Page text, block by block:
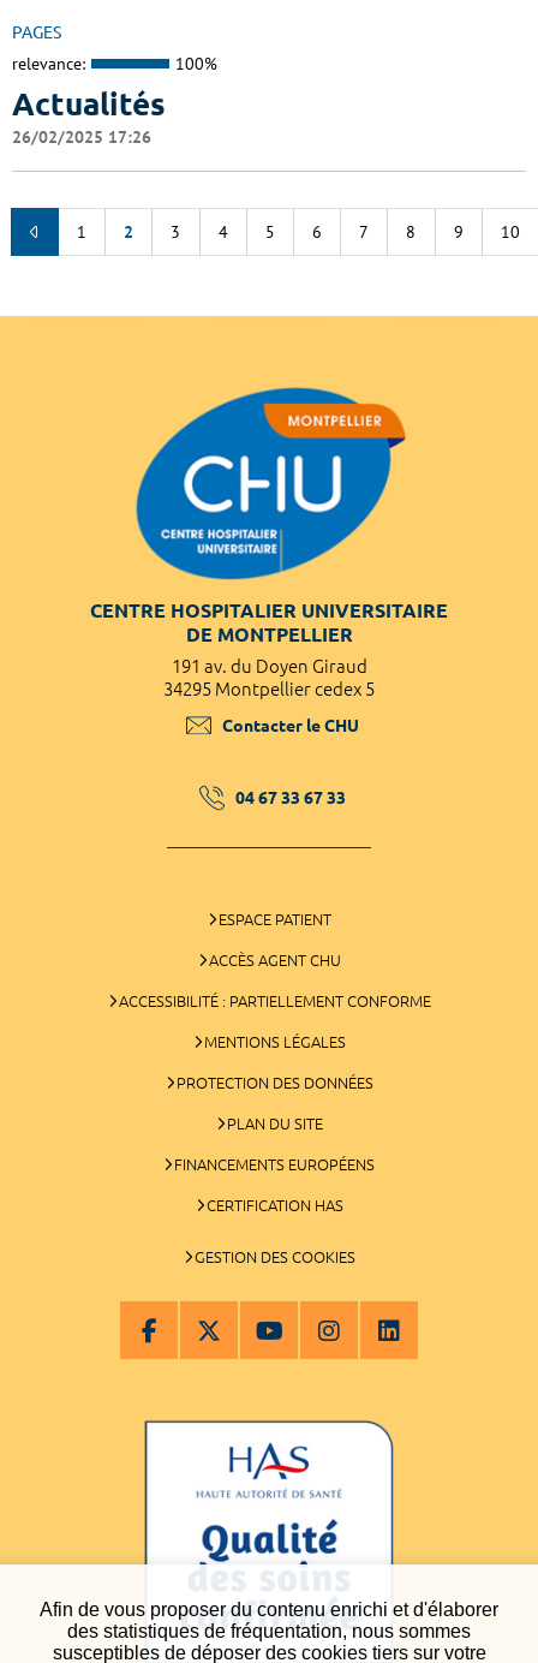
Afin de vous proposer du contenu enrichi et d'élaborer
des statistiques de fréquentation, nous sommes
susceptibles de déposer des cookies tiers sur votre
PAGES
relevance: 100%
Actualités
26/02/2025 17:26
1 2 3 4 5 6 7 8 9 10
CENTRE HOSPITALIER UNIVERSITAIRE
DE MONTPELLIER
191 av. du Doyen Giraud
34295 Montpellier cedex 5
Contacter le CHU
04 67 33 67 33
ESPACE PATIENT
ACCÈS AGENT CHU
ACCESSIBILITÉ : PARTIELLEMENT CONFORME
MENTIONS LÉGALES
PROTECTION DES DONNÉES
PLAN DU SITE
FINANCEMENTS EUROPÉENS
CERTIFICATION HAS
GESTION DES COOKIES